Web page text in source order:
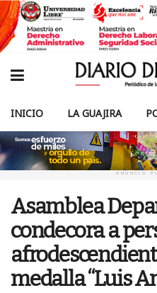
INICIO LA GUAJIRA
ANUNCIO
Asamblea
condecora a
medalla “Luis